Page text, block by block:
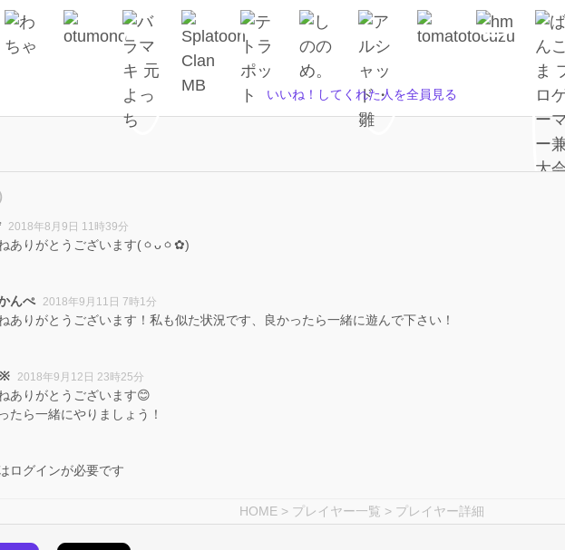
いいね！してくれた人を全員見る
2018年8月9日 11時39分
ありがとうございます(ㆁᴗㆁ✿)
んぺ 2018年9月11日 7時1分
ありがとうございます！私も似た状況です、良かったら一緒に遊んで下さい！
2018年9月12日 23時25分
ありがとうございます😊
たら一緒にやりましょう！
ログインが必要です
HOME > プレイヤー一覧 > プレイヤー詳細